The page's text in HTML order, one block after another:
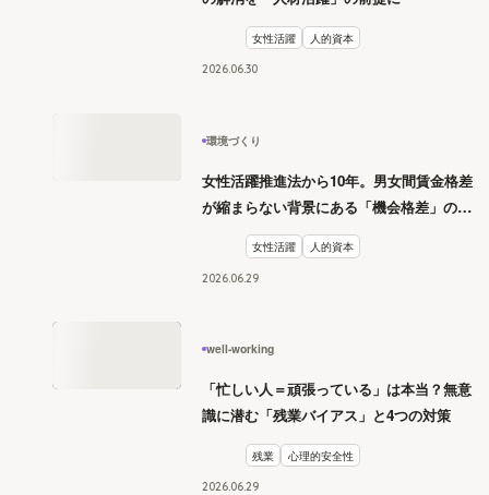
女性活躍 人的資本
2026.0630
環境づくり
女性活躍推進法から10年。男女間賃金格差
が縮まらない背景にある「機会格差」の構
女性活躍 人的資本
2026 0629
well-working
「忙しい人＝頑張っている」は本当？無意
識に潜む「残業バイアス」と4つの対策
残業 心理的安全性
2026.0629